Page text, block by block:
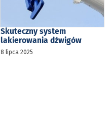
Skuteczny system
lakierowania dźwigów
8 lipca 2025